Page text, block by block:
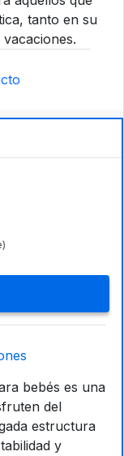
tanto en su
bebés es una
del
estructura
y